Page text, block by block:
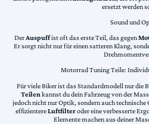
ersetzt werden
Sound und
DerAuspuffist oft das erste Teil, das gegen
Er sorgt nicht nur für einen satteren Klang,
Motorrad Tuning Teile:
Für viele Biker ist das Standardmodell nur die
Teilen kannst du dein Fahrzeug von der
jedoch nicht nur Optik, sondern auch
effizientereLuftfilteroder eine verbesserte
Elemente machen aus deiner